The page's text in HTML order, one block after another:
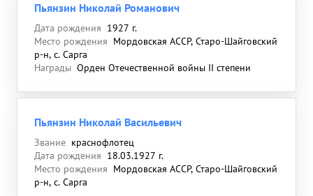
Пьянзин Николай Романович
Дата рождения 1927 г.
Место рождения Мордовская АССР, Старо-Шайговский
р-н, с. Сарга
Награды Орден Отечественной войны II степени
Пьянзин Николай Васильевич
Звание краснофлотец
Дата рождения 18.03.1927 г.
Место рождения Мордовская АССР, Старо-Шайговский
р-н, с. Сарга